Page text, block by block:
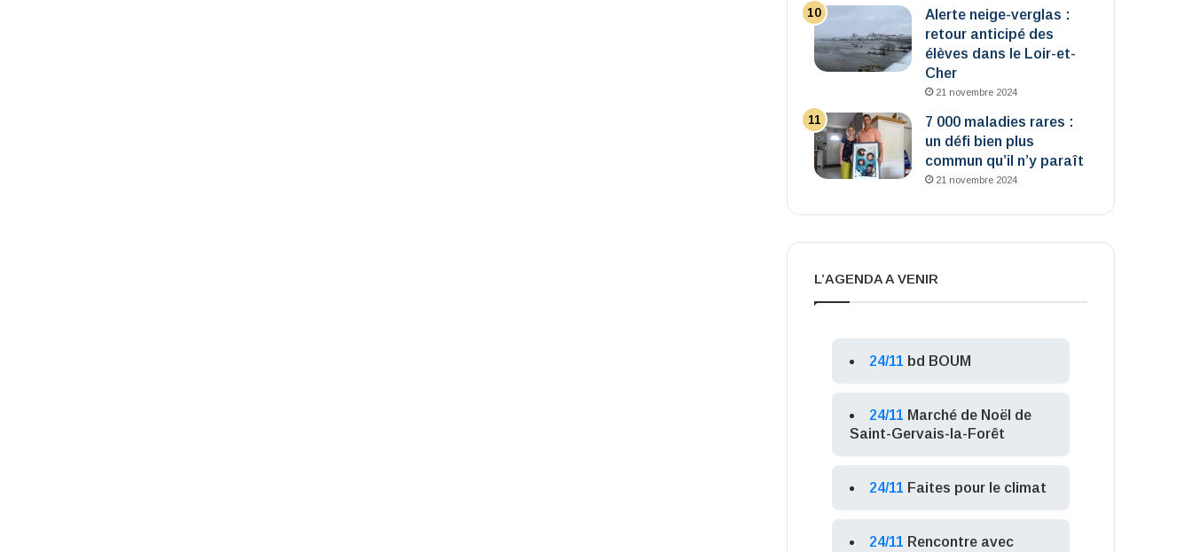
Alerte neige-verglas :
retour anticipé des
élèves dans le Loir-et-
Cher
21 novembre 2024
7 000 maladies rares :
un défi bien plus
commun qu’il n’y paraît
21 novembre 2024
L’AGENDA A VENIR
24/11 bd BOUM
24/11 Marché de Noël de
Saint-Gervais-la-Forêt
24/11 Faites pour le climat
24/11 Rencontre avec